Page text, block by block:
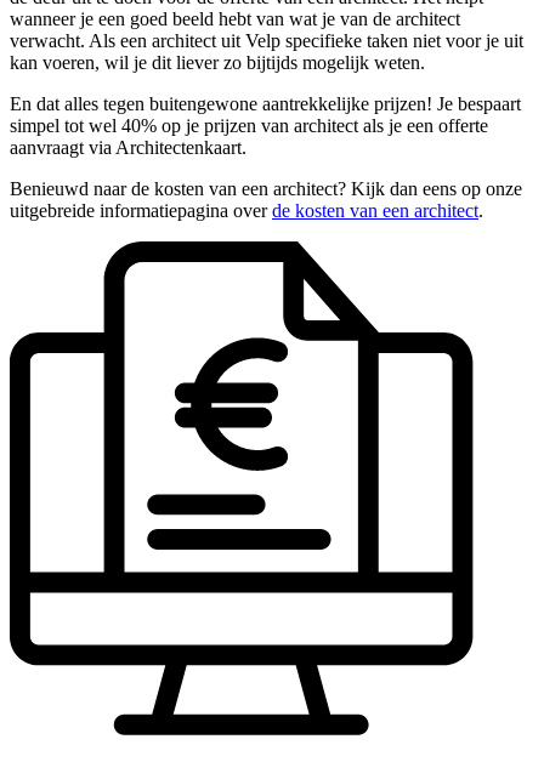
wanneer je een goed beeld hebt van wat je van de architect
verwacht. Als een architect uit Velp specifieke taken niet voor je uit
kan voeren, wil je dit liever zo bijtijds mogelijk weten.
En dat alles tegen buitengewone aantrekkelijke prijzen! Je bespaart
simpel tot wel 40% op je prijzen van architect als je een offerte
aanvraagt via Architectenkaart.
Benieuwd naar de kosten van een architect? Kijk dan eens op onze
uitgebreide informatiepagina overde kosten van een architect.